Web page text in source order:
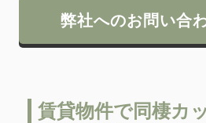
弊社へのお問い合
賃貸物件で同棲カ